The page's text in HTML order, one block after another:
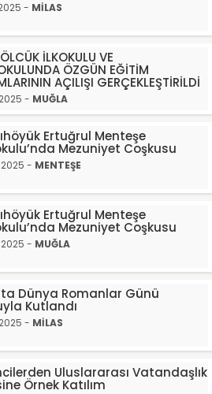
- MİLAS
İLKOKULU VE
ÖZGÜN EĞİTİM
AÇILIŞI GERÇEKLEŞTİRİLDİ
- MUĞLA
Ertuğrul Menteşe
Mezuniyet Coşkusu
- MENTEŞE
Ertuğrul Menteşe
Mezuniyet Coşkusu
- MUĞLA
Dünya Romanlar Günü
Kutlandı
- MİLAS
Uluslararası Vatandaşlık
Örnek Katılım